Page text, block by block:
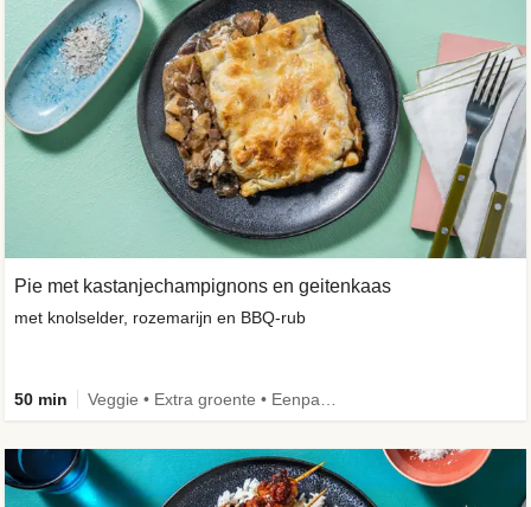
Pie met kastanjechampignons en geitenkaas
met knolselder, rozemarijn en BBQ-rub
50 min